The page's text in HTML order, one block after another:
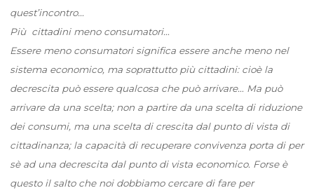
quest’incontro…
Più cittadini meno consumatori…
Essere meno consumatori significa essere anche meno nel
sistema economico, ma soprattutto più cittadini: cioè la
decrescita può essere qualcosa che può arrivare… Ma può
arrivare da una scelta; non a partire da una scelta di riduzione
dei consumi, ma una scelta di crescita dal punto di vista di
cittadinanza; la capacità di recuperare convivenza porta di per
sè ad una decrescita dal punto di vista economico. Forse è
questo il salto che noi dobbiamo cercare di fare per